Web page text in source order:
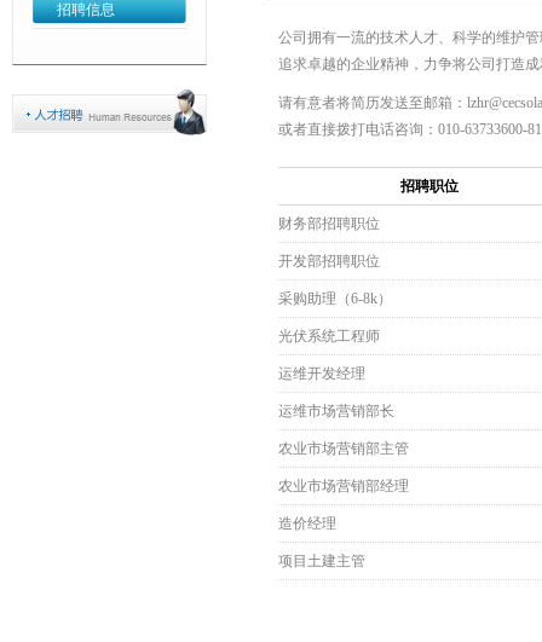
招聘信息
公司拥有一流的技术人才、科学的维护
追求卓越的企业精神，力争将公司打造
请有意者将简历发送至邮箱：
或者直接拨打电话咨询：010-63733600-
招聘职位
财务部招聘职位
开发部招聘职位
采购助理（6-8k）
光伏系统工程师
运维开发经理
运维市场营销部长
农业市场营销部主管
农业市场营销部经理
造价经理
项目土建主管